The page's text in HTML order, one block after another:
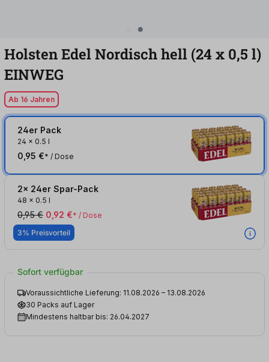
Holsten Edel Nordisch hell (24 x 0,5 l)
EINWEG
Ab 16 Jahren
24er Pack
24 x 0.5 l
0,95 €* / Dose
2x 24er Spar-Pack
48 x 0.5 l
0,95 € 0,92 €* / Dose
3% Preisvorteil
Sofort verfügbar
Voraussichtliche Lieferung: 11.08.2026 – 13.08.2026
30 Packs auf Lager
Mindestens haltbar bis: 26.04.2027